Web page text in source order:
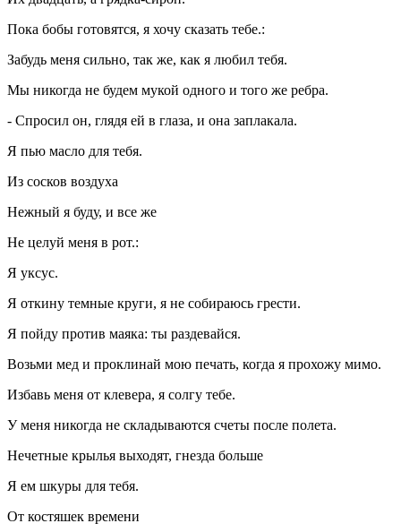
Пока бобы готовятся, я хочу сказать тебе.:
Забудь меня сильно, так же, как я любил тебя.
Мы никогда не будем мукой одного и того же ребра.
- Спросил он, глядя ей в глаза, и она заплакала.
Я пью масло для тебя.
Из сосков воздуха
Нежный я буду, и все же
Не целуй меня в рот.:
Я уксус.
Я откину темные круги, я не собираюсь грести.
Я пойду против маяка: ты раздевайся.
Возьми мед и проклинай мою печать, когда я прохожу мимо.
Избавь меня от клевера, я солгу тебе.
У меня никогда не складываются счеты после полета.
Нечетные крылья выходят, гнезда больше
Я ем шкуры для тебя.
От костяшек времени